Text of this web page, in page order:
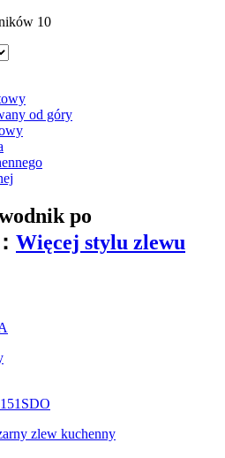
10
od góry
po
Więcej stylu zlewu